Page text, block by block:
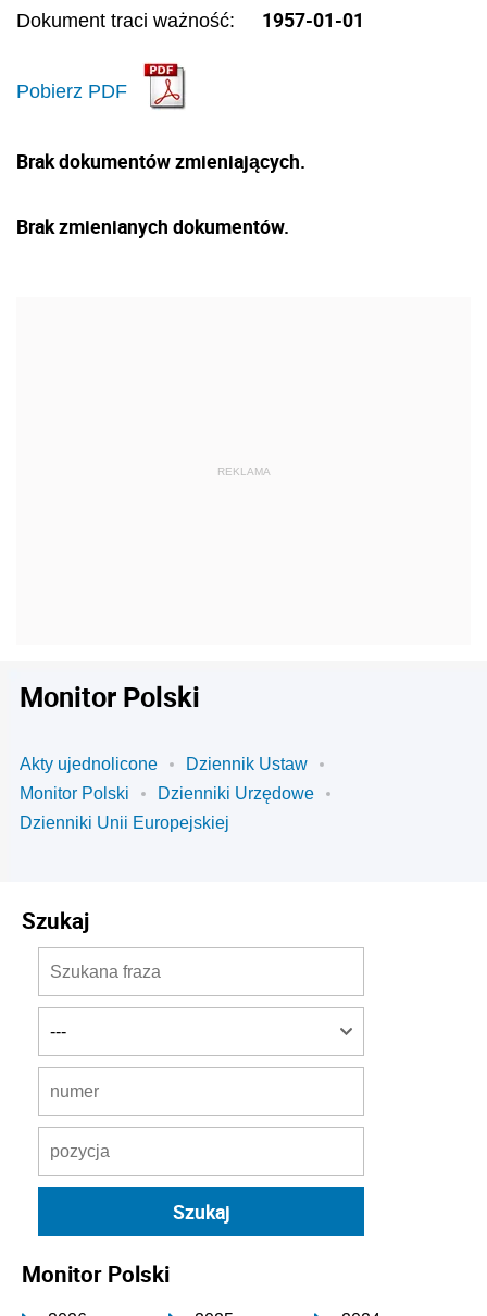
Dokument traci ważność: 1957-01-01
Pobierz PDF
Brak dokumentów zmieniających.
Brak zmienianych dokumentów.
Monitor Polski
Akty ujednolicone
Dziennik Ustaw
Monitor Polski
Dzienniki Urzędowe
Dzienniki Unii Europejskiej
Szukaj
Monitor Polski